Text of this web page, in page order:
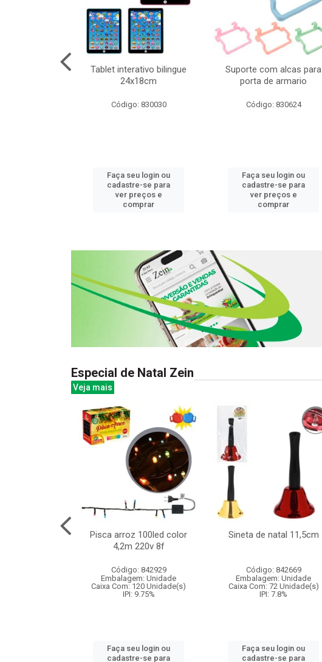
Tablet interativo bilingue
24x18cm
Código: 830030
Faça seu login ou
cadastre-se para
ver preços e
comprar
Suporte com alcas para
porta de armario
Código: 830624
Faça seu login ou
cadastre-se para
ver preços e
comprar
Especial de Natal Zein
Veja mais
Pisca arroz 100led color
4,2m 220v 8f
Código: 842929
Embalagem: Unidade
Caixa Com: 120 Unidade(s)
IPI: 9.75%
Faça seu login ou
cadastre-se para
Sineta de natal 11,5cm
Código: 842669
Embalagem: Unidade
Caixa Com: 72 Unidade(s)
IPI: 7.8%
Faça seu login ou
cadastre-se para